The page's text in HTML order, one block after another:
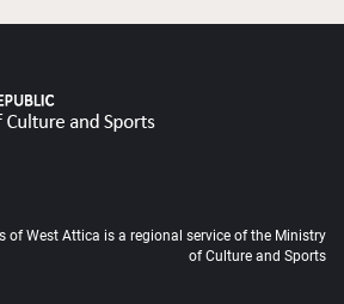
of West Attica is a regional service of the Ministry
of Culture and Sports